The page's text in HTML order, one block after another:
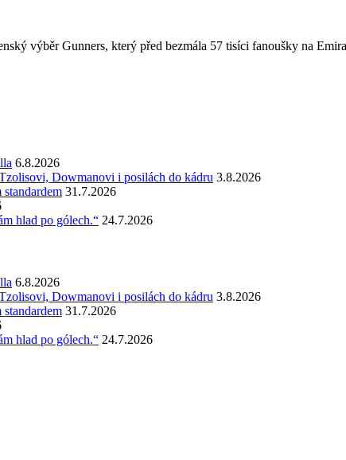
výběr Gunners, který před bezmála 57 tisíci fanoušky na
6.8.2026
Dowmanovi i posilách do kádru 3.8.2026
31.7.2026
hlad po gólech.“ 24.7.2026
6.8.2026
Dowmanovi i posilách do kádru 3.8.2026
31.7.2026
hlad po gólech.“ 24.7.2026